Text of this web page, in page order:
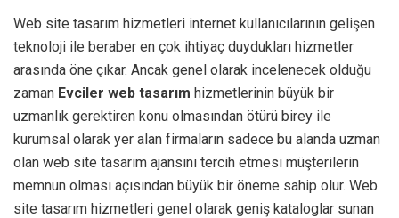
Web site tasarım hizmetleri internet kullanıcılarının gelişen
teknoloji ile beraber en çok ihtiyaç duydukları hizmetler
arasında öne çıkar. Ancak genel olarak incelenecek olduğu
zaman Evciler web tasarım hizmetlerinin büyük bir
uzmanlık gerektiren konu olmasından ötürü birey ile
kurumsal olarak yer alan firmaların sadece bu alanda uzman
olan web site tasarım ajansını tercih etmesi müşterilerin
memnun olması açısından büyük bir öneme sahip olur. Web
site tasarım hizmetleri genel olarak geniş kataloglar sunan